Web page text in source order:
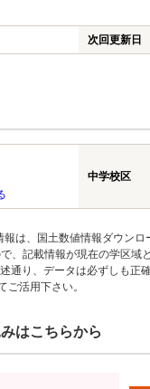
次回更新日
中学校区
は、国土数値情報ダウン
記載情報が現在の学区域
通り、データは必ずしも
活用下さい。
はこちらから